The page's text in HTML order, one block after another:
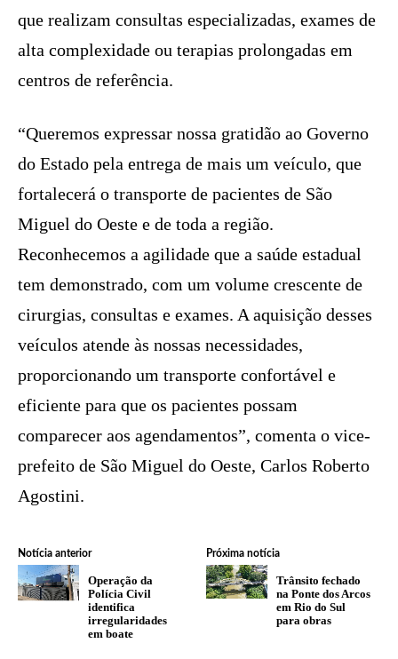
que realizam consultas especializadas, exames de
alta complexidade ou terapias prolongadas em
centros de referência.
“Queremos expressar nossa gratidão ao Governo
do Estado pela entrega de mais um veículo, que
fortalecerá o transporte de pacientes de São
Miguel do Oeste e de toda a região.
Reconhecemos a agilidade que a saúde estadual
tem demonstrado, com um volume crescente de
cirurgias, consultas e exames. A aquisição desses
veículos atende às nossas necessidades,
proporcionando um transporte confortável e
eficiente para que os pacientes possam
comparecer aos agendamentos”, comenta o vice-
prefeito de São Miguel do Oeste, Carlos Roberto
Agostini.
Notícia anterior
Operação da
Polícia Civil
identifica
irregularidades
em boate
Próxima notícia
Trânsito fechado
na Ponte dos Arcos
em Rio do Sul
para obras